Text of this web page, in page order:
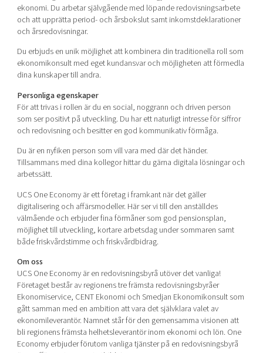
ekonomi. Du arbetar självgående med löpande redovisningsarbete
och att upprätta period- och årsbokslut samt inkomstdeklarationer
och årsredovisningar.
Du erbjuds en unik möjlighet att kombinera din traditionella roll som
ekonomikonsult med eget kundansvar och möjligheten att förmedla
dina kunskaper till andra.
Personliga egenskaper
För att trivas i rollen är du en social, noggrann och driven person
som ser positivt på utveckling. Du har ett naturligt intresse för siffror
och redovisning och besitter en god kommunikativ förmåga.
Du är en nyfiken person som vill vara med där det händer.
Tillsammans med dina kollegor hittar du gärna digitala lösningar och
arbetssätt.
UCS One Economy är ett företag i framkant när det gäller
digitalisering och affärsmodeller. Här ser vi till den anställdes
välmående och erbjuder fina förmåner som god pensionsplan,
möjlighet till utveckling, kortare arbetsdag under sommaren samt
både friskvårdstimme och friskvårdbidrag.
Om oss
UCS One Economy är en redovisningsbyrå utöver det vanliga!
Företaget består av regionens tre främsta redovisningsbyråer
Ekonomiservice, CENT Ekonomi och Smedjan Ekonomikonsult som
gått samman med en ambition att vara det självklara valet av
ekonomileverantör. Namnet står för den gemensamma visionen att
bli regionens främsta helhetsleverantör inom ekonomi och lön. One
Economy erbjuder förutom vanliga tjänster på en redovisningsbyrå